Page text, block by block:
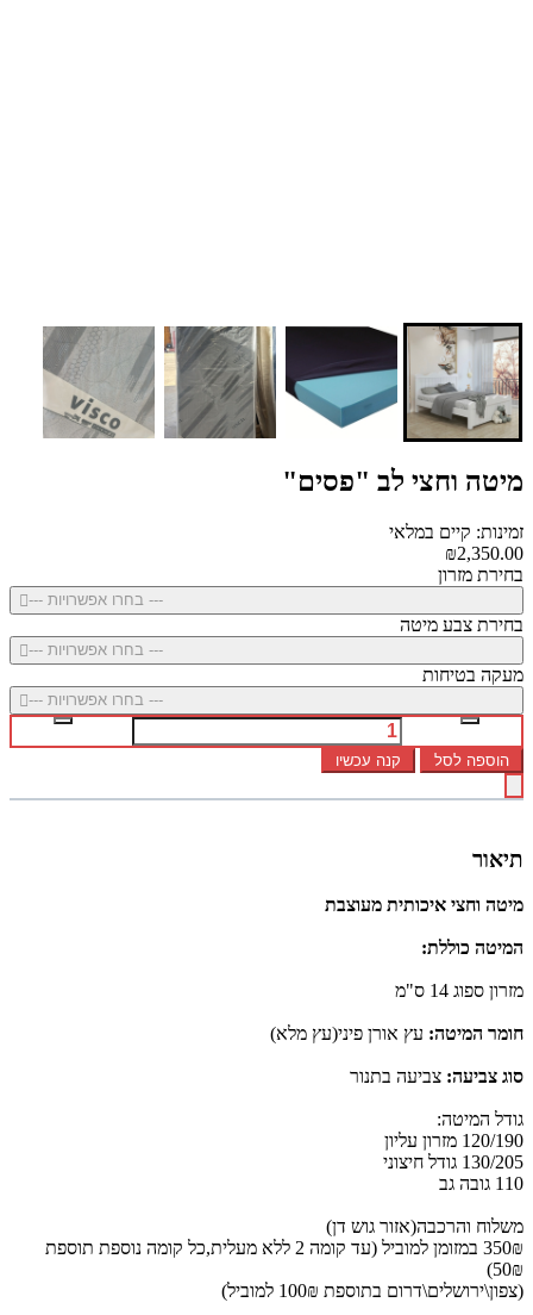
מיטה וחצי לב "פסים"
זמינות: קיים במלאי
₪2,350.00
בחירת מזרון
--- בחרו אפשרויות ---
בחירת צבע מיטה
--- בחרו אפשרויות ---
מעקה בטיחות
--- בחרו אפשרויות ---
הוספה לסל קנה עכשיו
תיאור
מיטה וחצי איכותית מעוצבת
המיטה כוללת:
מזרון ספוג 14 ס"מ
חומר המיטה: עץ אורן פיני(עץ מלא)
סוג צביעה: צביעה בתנור
גודל המיטה:
120/190 מזרון עליון
130/205 גודל חיצוני
110 גובה גב
משלוח והרכבה(אזור גוש דן)
350₪ במזומן למוביל (עד קומה 2 ללא מעלית,כל קומה נוספת תוספת
50₪)
(צפון\ירושלים\דרום בתוספת 100₪ למוביל)